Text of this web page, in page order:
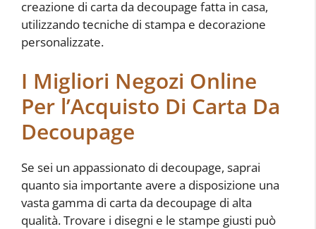
creazione di carta da decoupage fatta in casa,
utilizzando tecniche di stampa e decorazione
personalizzate.
I Migliori Negozi Online
Per l’Acquisto Di Carta Da
Decoupage
Se sei un appassionato di decoupage, saprai
quanto sia importante avere a disposizione una
vasta gamma di carta da decoupage di alta
qualità. Trovare i disegni e le stampe giusti può